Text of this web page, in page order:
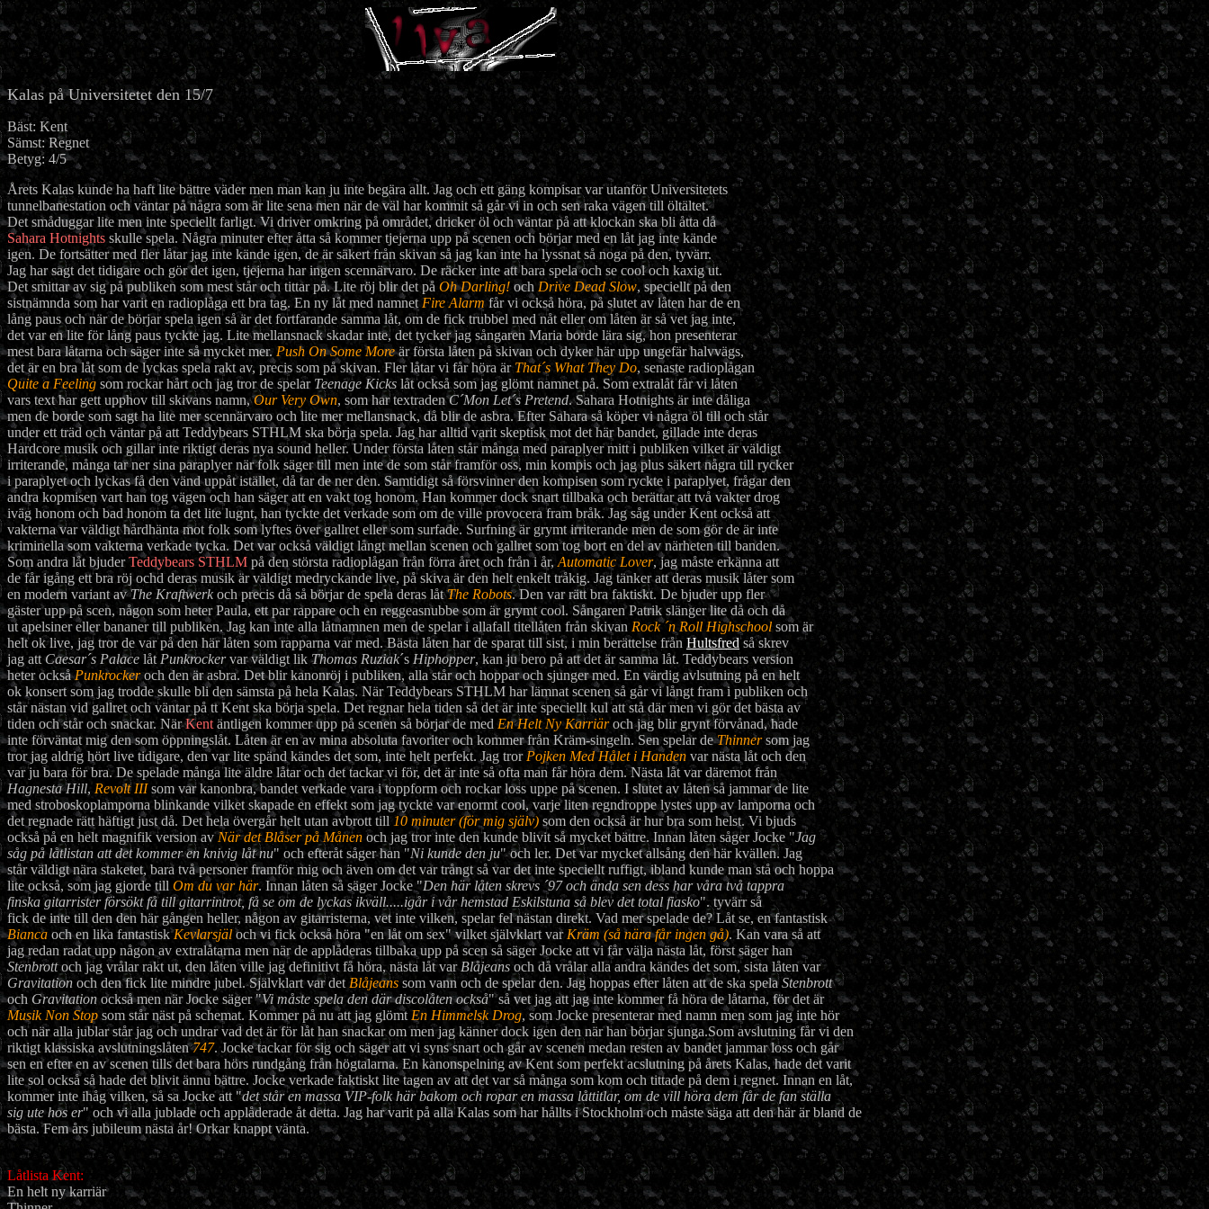
Kalas på Universitetet den 15/7
Bäst: Kent
Sämst: Regnet
Betyg: 4/5
Årets Kalas kunde ha haft lite bättre väder men man kan ju inte begära allt. Jag och ett gäng kompisar var utanför Universitetets
tunnelbanestation och väntar på några som är lite sena men när de väl har kommit så går vi in och sen raka vägen till öltältet.
Det småduggar lite men inte speciellt farligt. Vi driver omkring på området, dricker öl och väntar på att klockan ska bli åtta då
Sahara Hotnights skulle spela. Några minuter efter åtta så kommer tjejerna upp på scenen och börjar med en låt jag inte kände
igen. De fortsätter med fler låtar jag inte kände igen, de är säkert från skivan så jag kan inte ha lyssnat så noga på den, tyvärr.
Jag har sagt det tidigare och gör det igen, tjejerna har ingen scennärvaro. De räcker inte att bara spela och se cool och kaxig ut.
Det smittar av sig på publiken som mest står och tittar på. Lite röj blir det på Oh Darling! och Drive Dead Slow, speciellt på den
sistnämnda som har varit en radioplåga ett bra tag. En ny låt med namnet Fire Alarm får vi också höra, på slutet av låten har de en
lång paus och när de börjar spela igen så är det fortfarande samma låt, om de fick trubbel med nåt eller om låten är så vet jag inte,
det var en lite för lång paus tyckte jag. Lite mellansnack skadar inte, det tycker jag sångaren Maria borde lära sig, hon presenterar
mest bara låtarna och säger inte så mycket mer. Push On Some Moreär första låten på skivan och dyker här upp ungefär halvvägs,
det är en bra låt som de lyckas spela rakt av, precis som på skivan. Fler låtar vi får höra är That´s What They Do, senaste radioplågan
Quite a Feeling som rockar hårt och jag tror de spelar Teenage Kicks låt också som jag glömt namnet på. Som extralåt får vi låten
vars text har gett upphov till skivans namn,Our Very Own, som har textradenC´Mon Let´s Pretend. Sahara Hotnights är inte dåliga
men de borde som sagt ha lite mer scennärvaro och lite mer mellansnack, då blir de asbra. Efter Sahara så köper vi några öl till och står
under ett träd och väntar på att Teddybears STHLM ska börja spela. Jag har alltid varit skeptisk mot det här bandet, gillade inte deras
Hardcore musik och gillar inte riktigt deras nya sound heller. Under första låten står många med paraplyer mitt i publiken vilket är väldigt
irriterande, många tar ner sina paraplyer när folk säger till men inte de som står framför oss, min kompis och jag plus säkert några till rycker
i paraplyet och lyckas få den vänd uppåt istället, då tar de ner den. Samtidigt så försvinner den kompisen som ryckte i paraplyet, frågar den
andra kopmisen vart han tog vägen och han säger att en vakt tog honom. Han kommer dock snart tillbaka och berättar att två vakter drog
iväg honom och bad honom ta det lite lugnt, han tyckte det verkade som om de ville provocera fram bråk. Jag såg under Kent också att
vakterna var väldigt hårdhänta mot folk som lyftes över gallret eller som surfade. Surfning är grymt irriterande men de som gör de är inte
kriminella som vakterna verkade tycka. Det var också väldigt långt mellan scenen och gallret som tog bort en del av närheten till banden.
Som andra låt bjuderTeddybears STHLM på den största radioplågan från förra året och från i år, Automatic Lover, jag måste erkänna att
de får igång ett bra röj ochd deras musik är väldigt medryckande live, på skiva är den helt enkelt tråkig. Jag tänker att deras musik låter som
en modern variant avThe Kraftwerkoch precis då så börjar de spela deras låtThe Robots. Den var rätt bra faktiskt. De bjuder upp fler
gäster upp på scen, någon som heter Paula, ett par rappare och en reggeasnubbe som är grymt cool. Sångaren Patrik slänger lite då och då
ut apelsiner eller bananer till publiken. Jag kan inte alla låtnamnen men de spelar i allafall titellåten från skivan Rock ´n Roll Highschool som är
helt ok live, jag tror de var på den här låten som rapparna var med. Bästa låten har de sparat till sist, i min berättelse från Hultsfredså skrev
jag att Caesar´s Palace låt Punkrockervar väldigt likThomas Ruziak´s Hiphopper, kan ju bero på att det är samma låt. Teddybears version
heter ocksåPunkrockeroch den är asbra. Det blir kanonröj i publiken, alla står och hoppar och sjunger med. En värdig avlsutning på en helt
ok konsert som jag trodde skulle bli den sämsta på hela Kalas. När Teddybears STHLM har lämnat scenen så går vi långt fram i publiken och
står nästan vid gallret och väntar på tt Kent ska börja spela. Det regnar hela tiden så det är inte speciellt kul att stå där men vi gör det bästa av
tiden och står och snackar. NärKent äntligen kommer upp på scenen så börjar de med En Helt Ny Karriäroch jag blir grynt förvånad, hade
inte förväntat mig den som öppningslåt. Låten är en av mina absoluta favoriter och kommer från Kräm-singeln. Sen spelar deThinnersom jag
tror jag aldrig hört live tidigare, den var lite spänd kändes det som, inte helt perfekt. Jag tror Pojken Med Hålet i Handen var nästa låt och den
var ju bara för bra. De spelade många lite äldre låtar och det tackar vi för, det är inte så ofta man får höra dem. Nästa låt var däremot från
Hagnesta Hill, Revolt IIIsom var kanonbra, bandet verkade vara i toppform och rockar loss uppe på scenen. I slutet av låten så jammar de lite
med stroboskoplamporna blinkande vilket skapade en effekt som jag tyckte var enormt cool, varje liten regndroppe lystes upp av lamporna och
det regnade rätt häftigt just då. Det hela övergår helt utan avbrott till 10 minuter (för mig själv) som den också är hur bra som helst. Vi bjuds
också på en helt magnifik version avNär det Blåser på Månen och jag tror inte den kunde blivit så mycket bättre. Innan låten såger Jocke "Jag
såg på låtlistan att det kommer en knivig låt nu" och efteråt såger han "Ni kunde den ju" och ler. Det var mycket allsång den här kvällen. Jag
står väldigt nära staketet, bara två personer framför mig och även om det var trångt så var det inte speciellt ruffigt, ibland kunde man stå och hoppa
lite också, som jag gjorde till Om du var här. Innan låten så säger Jocke "Den här låten skrevs ´97 och ända sen dess har våra två tappra
finska gitarrister försökt få till gitarrintrot, få se om de lyckas ikväll.....igår i vår hemstad Eskilstuna så blev det total fiasko". tyvärr så
fick de inte till den den här gången heller, någon av gitarristerna, vet inte vilken, spelar fel nästan direkt. Vad mer spelade de? Låt se, en fantastisk
Bianca och en lika fantastiskKevlarsjäloch vi fick också höra "en låt om sex" vilket självklart var Kräm (så nära får ingen gå). Kan vara så att
jag redan radat upp någon av extralåtarna men när de applåderas tillbaka upp på scen så säger Jocke att vi får välja nästa låt, först säger han
Stenbrottoch jag vrålar rakt ut, den låten ville jag definitivt få höra, nästa låt var Blåjeans och då vrålar alla andra kändes det som, sista låten var
Gravitation och den fick lite mindre jubel. Självklart var det Blåjeans som vann och de spelar den. Jag hoppas efter låten att de ska spelaStenbrott
och Gravitation också men när Jocke säger "Vi måste spela den där discolåten också" så vet jag att jag inte kommer få höra de låtarna, för det är
Musik Non Stop som står näst på schemat. Kommer på nu att jag glömt En Himmelsk Drog, som Jocke presenterar med namn men som jag inte hör
och när alla jublar står jag och undrar vad det är för låt han snackar om men jag känner dock igen den när han börjar sjunga.Som avslutning får vi den
riktigt klassiska avslutningslåten747. Jocke tackar för sig och säger att vi syns snart och går av scenen medan resten av bandet jammar loss och går
sen en efter en av scenen tills det bara hörs rundgång från högtalarna. En kanonspelning av Kent som perfekt acslutning på årets Kalas, hade det varit
lite sol också så hade det blivit ännu bättre. Jocke verkade faktiskt lite tagen av att det var så många som kom och tittade på dem i regnet. Innan en låt,
kommer inte ihåg vilken, så sa Jocke att "det står en massa VIP-folk här bakom och ropar en massa låttitlar, om de vill höra dem får de fan ställa
sig ute hos er" och vi alla jublade och applåderade åt detta. Jag har varit på alla Kalas som har hållts i Stockholm och måste säga att den här är bland de
bästa. Fem års jubileum nästa år! Orkar knappt vänta.
Låtlista Kent:
En helt ny karriär